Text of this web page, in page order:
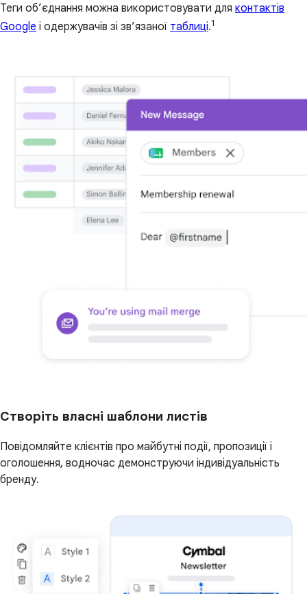
Теги об’єднання можна використовувати для контактів
Google і одержувачів зі зв’язаної таблиці.1
Створіть власні шаблони листів
Повідомляйте клієнтів про майбутні події, пропозиції і
оголошення, водночас демонструючи індивідуальність
бренду.